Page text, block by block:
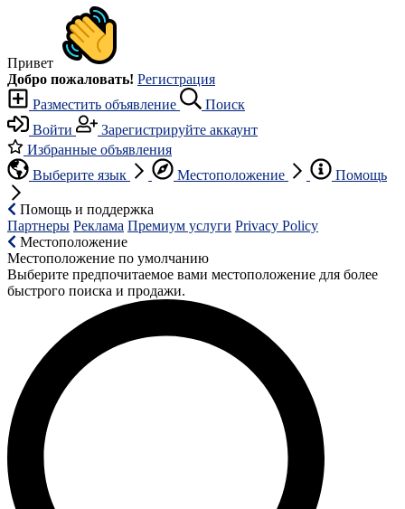
Привет
Добро пожаловать! Регистрация
Разместить объявление
Поиск
Войти
Зарегистрируйте аккаунт
Избранные объявления
Выберите язык
Местоположение Помощь
Помощь и поддержка
Партнеры Реклама Премиум услуги Privacy Policy
Местоположение
Местоположение по умолчанию
Выберите предпочитаемое вами местоположение для более
быстрого поиска и продажи.